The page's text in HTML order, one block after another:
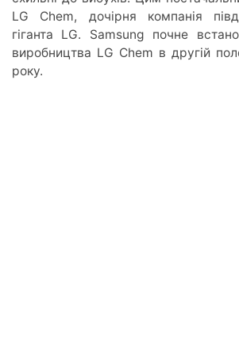
LG Chem, дочірня компанія
гіганта LG. Samsung почне
виробництва LG Chem в другій
року.